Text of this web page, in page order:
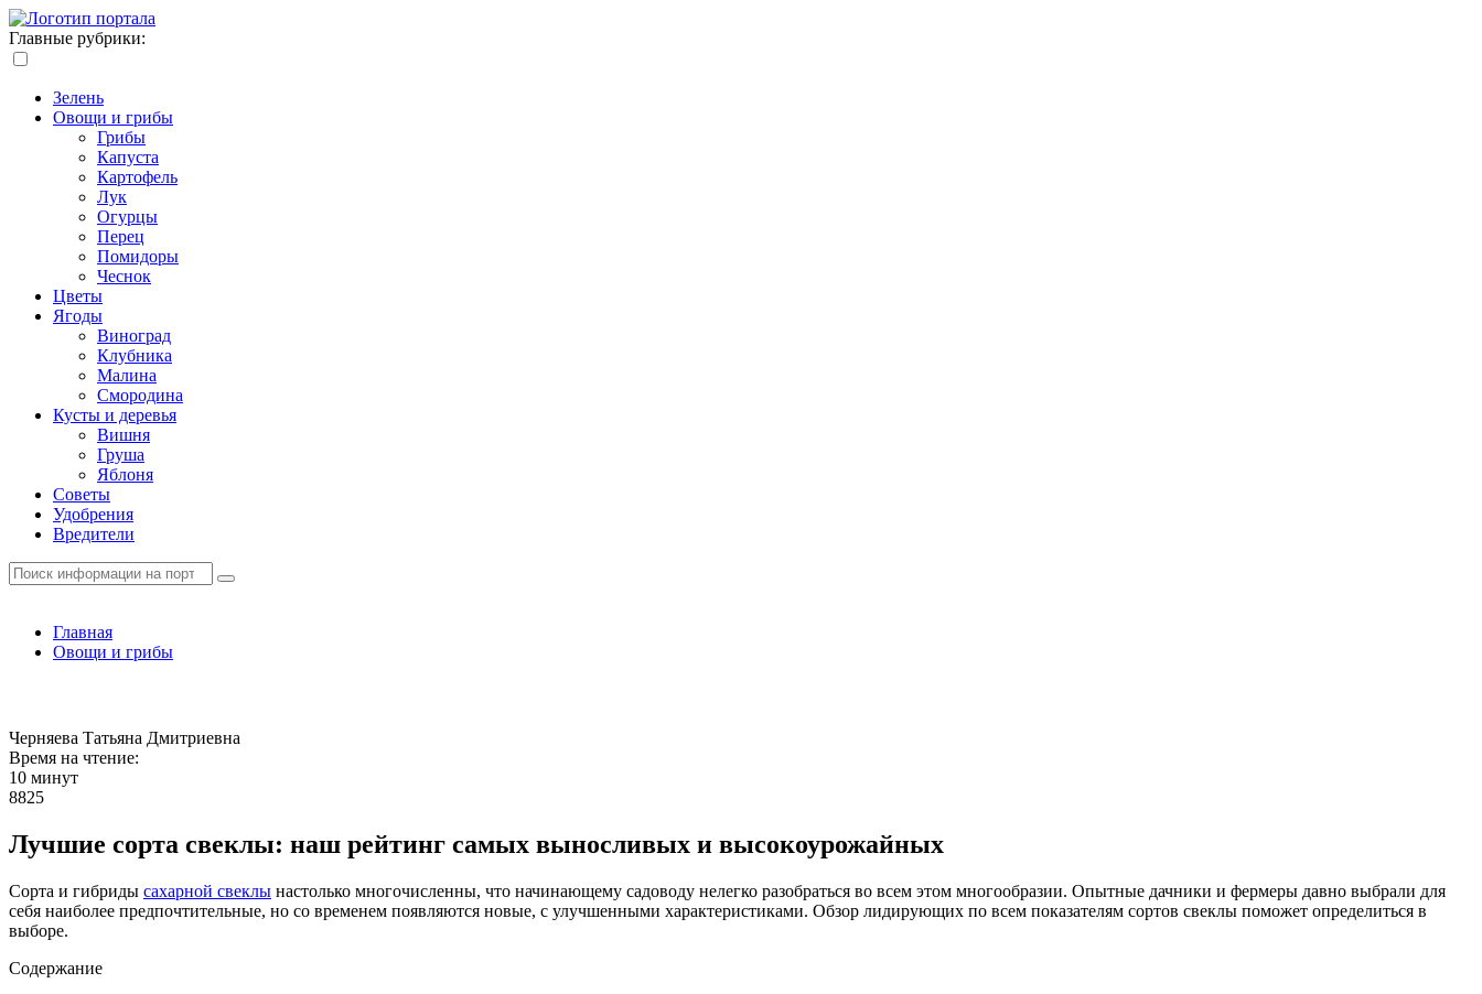
Главные рубрики:
Зелень
Овощи и грибы
Грибы
Капуста
Картофель
Лук
Огурцы
Перец
Помидоры
Чеснок
Цветы
Ягоды
Виноград
Клубника
Малина
Смородина
Кусты и деревья
Вишня
Груша
Яблоня
Советы
Удобрения
Вредители
Главная
Овощи и грибы
Черняева Татьяна Дмитриевна
Время на чтение:
10 минут
8825
Лучшие сорта свеклы: наш рейтинг самых выносливых и высокоурожайных
Сорта и гибриды сахарной свеклы настолько многочисленны, что начинающему садоводу нелегко разобраться во всем этом многообразии. Опытные дачники и фермеры давно выбрали для
себя наиболее предпочтительные, но со временем появляются новые, с улучшенными характеристиками. Обзор лидирующих по всем показателям сортов свеклы поможет определиться в
выборе.
Содержание